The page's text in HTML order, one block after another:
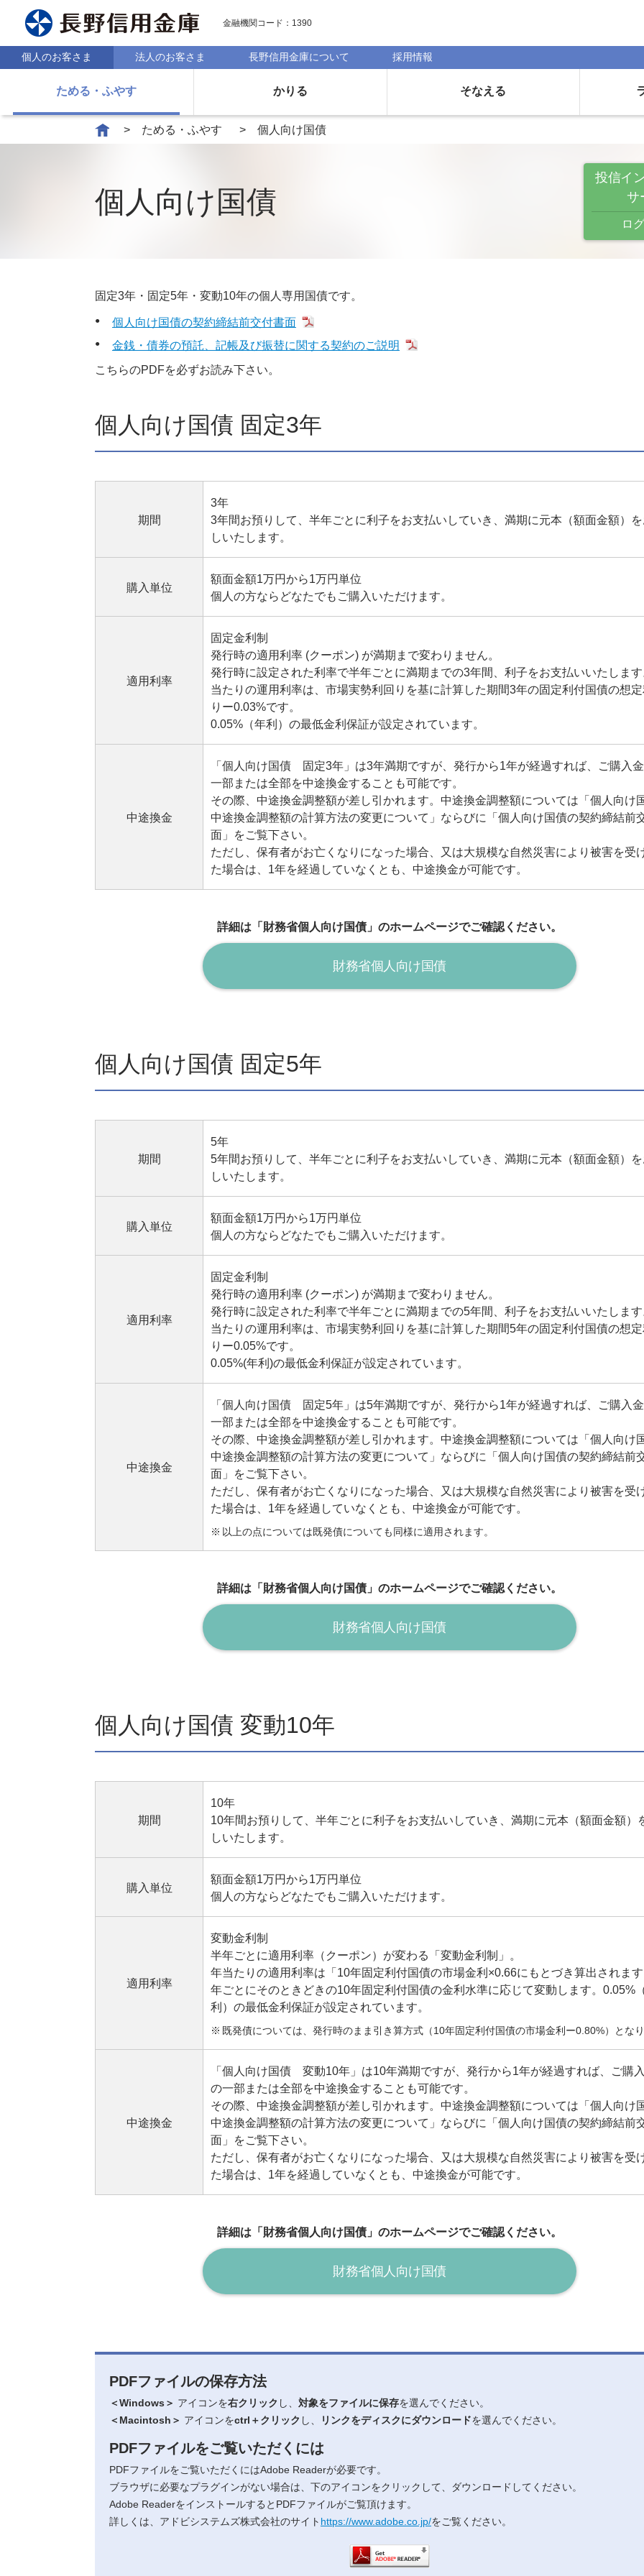
金融機関コード：1390
個人のお客さま 法人のお客さま 長野信用金庫について 採用情報
ためる・ふやす かりる そなえる
ためる・ふやす 個人向け国債
個人向け国債
投信イ
サ
ロ
固定3年・固定5年・変動10年の個人専用国債です。
個人向け国債の契約締結前交付書面
金銭・債券の預託、記帳及び振替に関する契約のご説明
こちらのPDFを必ずお読み下さい。
個人向け国債 固定3年
期間
3年
3年間お預りして、半年ごとに利子をお支払いしていき、満期に元本（額面金額）
しいたします。
購入単位
額面金額1万円から1万円単位
個人の方ならどなたでもご購入いただけます。
適用利率
固定金利制
発行時の適用利率 (クーポン) が満期まで変わりません。
発行時に設定された利率で半年ごとに満期までの3年間、利子をお支払いいたしま
当たりの運用利率は、市場実勢利回りを基に計算した期間3年の固定利付国債の想
りー0.03%です。
0.05%（年利）の最低金利保証が設定されています。
中途換金
「個人向け国債 固定3年」は3年満期ですが、発行から1年が経過すれば、ご購入
一部または全部を中途換金することも可能です。
その際、中途換金調整額が差し引かれます。中途換金調整額については「個人向け
中途換金調整額の計算方法の変更について」ならびに「個人向け国債の契約締結前
面」をご覧下さい。
ただし、保有者がお亡くなりになった場合、又は大規模な自然災害により被害を受
た場合は、1年を経過していなくとも、中途換金が可能です。
詳細は「財務省個人向け国債」のホームページでご確認ください。
財務省個人向け国債
個人向け国債 固定5年
期間
5年
5年間お預りして、半年ごとに利子をお支払いしていき、満期に元本（額面金額）
しいたします。
購入単位
額面金額1万円から1万円単位
個人の方ならどなたでもご購入いただけます。
適用利率
固定金利制
発行時の適用利率 (クーポン) が満期まで変わりません。
発行時に設定された利率で半年ごとに満期までの5年間、利子をお支払いいたしま
当たりの運用利率は、市場実勢利回りを基に計算した期間5年の固定利付国債の想
りー0.05%です。
0.05%(年利)の最低金利保証が設定されています。
中途換金
「個人向け国債 固定5年」は5年満期ですが、発行から1年が経過すれば、ご購入
一部または全部を中途換金することも可能です。
その際、中途換金調整額が差し引かれます。中途換金調整額については「個人向け
中途換金調整額の計算方法の変更について」ならびに「個人向け国債の契約締結前
面」をご覧下さい。
ただし、保有者がお亡くなりになった場合、又は大規模な自然災害により被害を受
た場合は、1年を経過していなくとも、中途換金が可能です。
以上の点については既発債についても同様に適用されます。
詳細は「財務省個人向け国債」のホームページでご確認ください。
財務省個人向け国債
個人向け国債 変動10年
期間
10年
10年間お預りして、半年ごとに利子をお支払いしていき、満期に元本（額面金額）
しいたします。
購入単位
額面金額1万円から1万円単位
個人の方ならどなたでもご購入いただけます。
適用利率
変動金利制
半年ごとに適用利率（クーポン）が変わる「変動金利制」。
年当たりの適用利率は「10年固定利付国債の市場金利×0.66にもとづき算出されま
年ごとにそのときどきの10年固定利付国債の金利水準に応じて変動します。0.05%
利）の最低金利保証が設定されています。
既発債については、発行時のまま引き算方式（10年固定利付国債の市場金利ー0.80%）とな
中途換金
「個人向け国債 変動10年」は10年満期ですが、発行から1年が経過すれば、ご購
の一部または全部を中途換金することも可能です。
その際、中途換金調整額が差し引かれます。中途換金調整額については「個人向け
中途換金調整額の計算方法の変更について」ならびに「個人向け国債の契約締結前
面」をご覧下さい。
ただし、保有者がお亡くなりになった場合、又は大規模な自然災害により被害を受
た場合は、1年を経過していなくとも、中途換金が可能です。
詳細は「財務省個人向け国債」のホームページでご確認ください。
財務省個人向け国債
PDFファイルの保存方法
＜Windows＞ アイコンを右クリック し、 対象をファイルに保存を選んでください。
＜Macintosh＞ アイコンをctrl＋クリック し、 リンクをディスクにダウンロードを選んでください。
PDFファイルをご覧いただくには
PDFファイルをご覧いただくにはAdobe Readerが必要です。
ブラウザに必要なプラグインがない場合は、下のアイコンをクリックして、ダウンロードしてください。
Adobe ReaderをインストールするとPDFファイルがご覧頂けます。
詳しくは、アドビシステムズ株式会社のサイト https://www.adobe.co.jp/をご覧ください。